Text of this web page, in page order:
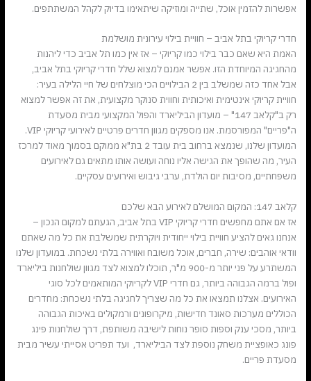
אפשרות להזמין אוכל, שתייה ומוזיקה שיתאימו בדיוק לקהל המשתתפים.
חדרי קריוקי בתל אביב – חוויית בילוי עירונית מושלמת
האמת היא שאם כבר בילוי כמו קריוקי – אז אין כמו תל אביב כדי ליהנות
מהחגיגה המיוחדת הזו. אפשר אמנם למצוא שלל חדרי קריוקי בתל אביב,
אבל אחד כזה שמשלב בין 2 הבילויים הכי מוצלחים של חיי הלילה בעיר:
חוויית קריוקי אינטימית ואיכותית וחווית סנוקר מקצועית, את זה אפשר למצוא
רק ב"קלאב 147" – מועדון הביליארד והפול המקצועי מבית מסעדת
ה"פריים" המפורסמת. אנו מספקים מגוון חדרים פרטיים לאירועי קריוקי VIP.
המועדון שלנו, שנמצא ברחוב בית עובד 2 בת"א ממוקם בסמוך מאוד למרכז
העיר, מה שהופך את הגישה אליו נוחה ועושה אותו מתאים גם לאירועים
משפחתיים, מסיבות יום הולדת, ערבי גיבוש ואירועים עסקיים.
קלאב 147: המקום המושלם לאירוע הבא שלכם
אז אם אתם מחפשים חדרי קריוקי VIP בתל אביב, הגעתם למקום הנכון –
אנחנו גאים להציע חוויית בילוי ייחודית ויוקרתית שמשלבת את כל מה שאתם
וודאי אוהבים: שירה, חברים, אוכל משובח ואווירה בלתי נשכחת. במועדון שלנו
המשתרע על פני יותר מ-900 מ"ר, תוכלו למצוא לצד מגוון שולחנות ביליארד
ופול ברמה הגבוהה ביותר, גם חדרי VIP לקריוקי המותאמים לכל סוגי
האירועים. אצלנו תמצאו את כל מה שצריך לחגיגה בלתי נשכחת: מחדרים
הכוללים מערכות סאונד חדישות, מיקרופונים ורמקולים באיכות הגבוהה
ביותר, מסכי ענק וספות סופר נוחות לישיבה משותפת, דרך שולחנות פינג
פונג כאופציית משחק נוספת לצד הביליארד, ועד תפריט אסייתי עשיר מבית
מסעדת פריים.